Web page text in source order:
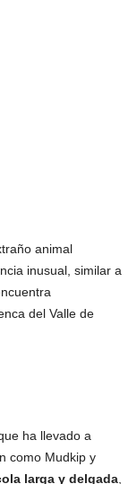
animal
inusual, similar a
del Valle de
ha llevado a
como Mudkip y
larga y delgada